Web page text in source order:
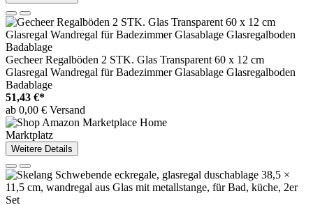
Gecheer Regalböden 2 STK. Glas Transparent 60 x 12 cm
Glasregal Wandregal für Badezimmer Glasablage Glasregalboden
Badablage
51,43 €*
ab 0,00 € Versand
Marktplatz
Weitere Details